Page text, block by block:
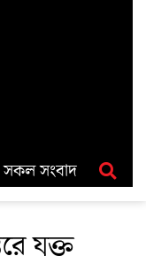
সংবাদ
যুক্ত